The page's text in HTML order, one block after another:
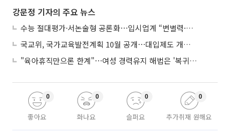
강문정 기자의 주요 뉴스
수능 절대평가·서논술형 공론화⋯입시업계 “변별력·사교육 대책 먼저”
국교위, 국가교육발전계획 10월 공개⋯대입제도 개편 공론화 추진
"육아휴직만으론 한계"⋯여성 경력유지 해법은 '복귀 후 유연근무’
좋아요
0
화나요
0
슬퍼요
0
추가취재 원해요
0